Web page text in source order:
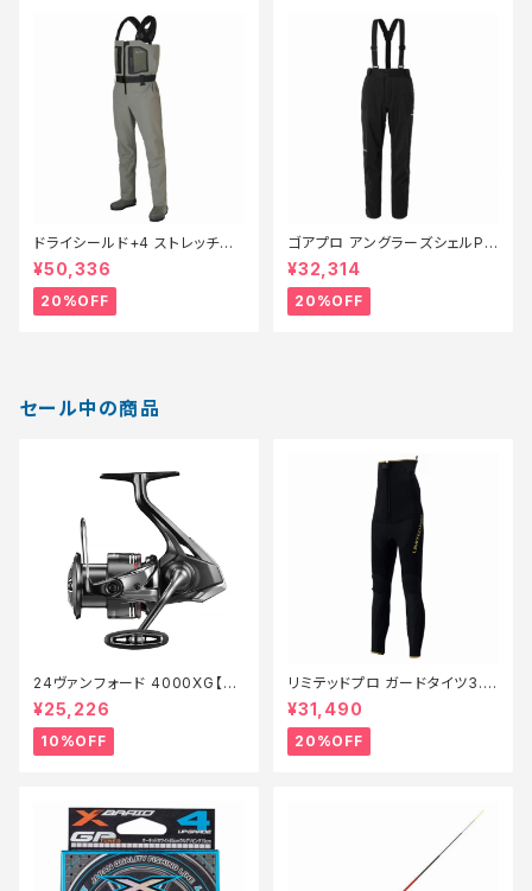
ドライシールド+4 ストレッチウ
ェーダー カットピンフェルトFF
−001V グレベジュ S【特価装
備】【20】
¥50,336
20%OFF
ゴアプロ アングラーズシェルPT
RA−002V 黒 XL【特価装備】【2
0】
¥32,314
20%OFF
セール中の商品
24ヴァンフォード 4000XG【継
続セール_リール】【10】
¥25,226
10%OFF
リミテッドプロ ガードタイツ3.0
FI−540X 黒 LB【特価装備】【2
0】
¥31,490
20%OFF